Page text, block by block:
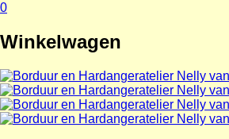
0
Winkelwagen